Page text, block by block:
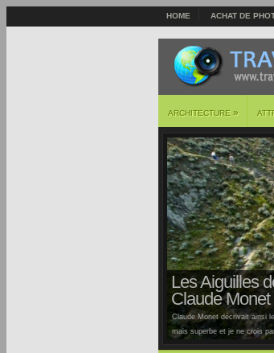
HOME ACHAT DE
ARCHITECTURE »
Les Aiguilles
Claude Monet
Claude Monet décrivait ainsi
mais superbe et je ne crois